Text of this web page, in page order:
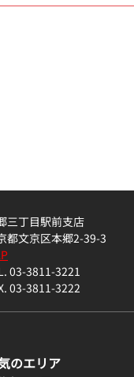
三丁目駅前支店
都文京区本郷2-39-3
03-3811-3221
03-3811-3222
のエリア